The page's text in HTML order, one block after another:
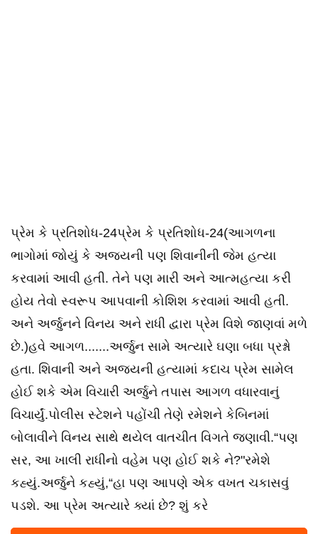
પ્રેમ કે પ્રતિશોધ-24પ્રેમ કે પ્રતિશોધ-24(આગળના
ભાગોમાં જોયું કે અજયની પણ શિવાનીની જેમ હત્યા
કરવામાં આવી હતી. તેને પણ મારી અને આત્મહત્યા કરી
હોય તેવો સ્વરૂપ આપવાની કોશિશ કરવામાં આવી હતી.
અને અર્જુનને વિનય અને રાધી દ્વારા પ્રેમ વિશે જાણવાં મળે
છે.)હવે આગળ.......અર્જુન સામે અત્યારે ઘણા બધા પ્રશ્નો
હતા. શિવાની અને અજયની હત્યામાં કદાચ પ્રેમ સામેલ
હોઈ શકે એમ વિચારી અર્જુને તપાસ આગળ વધારવાનું
વિચાર્યું.પોલીસ સ્ટેશને પહોંચી તેણે રમેશને કેબિનમાં
બોલાવીને વિનય સાથે થયેલ વાતચીત વિગતે જણાવી.“પણ
સર, આ ખાલી રાધીનો વહેમ પણ હોઈ શકે ને?"રમેશે
કહ્યું.અર્જુને કહ્યું,“હા પણ આપણે એક વખત ચકાસવું
પડશે. આ પ્રેમ અત્યારે ક્યાં છે? શું કરે